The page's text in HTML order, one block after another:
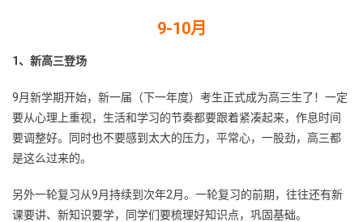
9-10月
1、新高三登场
9月新学期开始，新一届（下一年度）考生正式成为高三生了！一定
要从心理上重视，生活和学习的节奏都要跟着紧凑起来，作息时间
要调整好。同时也不要感到太大的压力，平常心，一股劲，高三都
是这么过来的。
另外一轮复习从9月持续到次年2月。一轮复习的前期，往往还有新
课要讲、新知识要学，同学们要梳理好知识点，巩固基础。